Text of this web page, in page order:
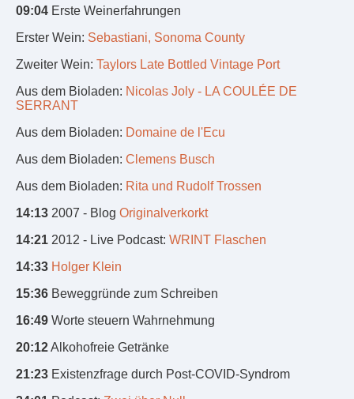
09:04 Erste Weinerfahrungen
Erster Wein: Sebastiani, Sonoma County
Zweiter Wein: Taylors Late Bottled Vintage Port
Aus dem Bioladen: Nicolas Joly - LA COULÉE DE
SERRANT
Aus dem Bioladen: Domaine de l'Ecu
Aus dem Bioladen: Clemens Busch
Aus dem Bioladen: Rita und Rudolf Trossen
14:13 2007 - Blog Originalverkorkt
14:21 2012 - Live Podcast: WRINT Flaschen
14:33 Holger Klein
15:36 Beweggründe zum Schreiben
16:49 Worte steuern Wahrnehmung
20:12Alkohofreie Getränke
21:23 Existenzfrage durch Post-COVID-Syndrom